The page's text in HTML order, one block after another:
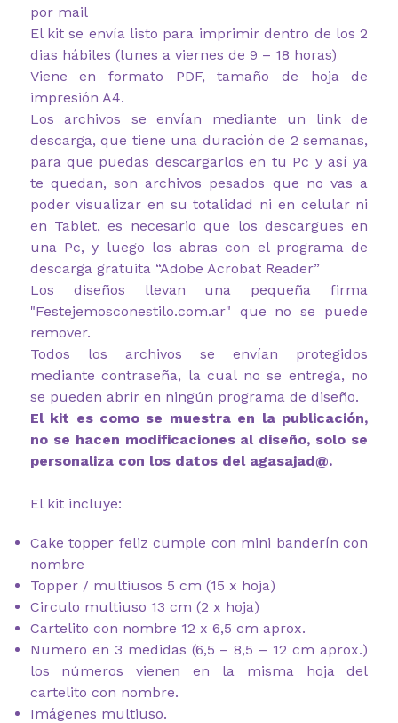
por mail
El kit se envía listo para imprimir dentro de los 2
dias hábiles (lunes a viernes de 9 – 18 horas)
Viene en formato PDF, tamaño de hoja de
impresión A4.
Los archivos se envían mediante un link de
descarga, que tiene una duración de 2 semanas,
para que puedas descargarlos en tu Pc y así ya
te quedan, son archivos pesados que no vas a
poder visualizar en su totalidad ni en celular ni
en Tablet, es necesario que los descargues en
una Pc, y luego los abras con el programa de
descarga gratuita “Adobe Acrobat Reader”
Los diseños llevan una pequeña firma
"Festejemosconestilo.com.ar" que no se puede
remover.
Todos los archivos se envían protegidos
mediante contraseña, la cual no se entrega, no
se pueden abrir en ningún programa de diseño.
El kit es como se muestra en la publicación,
no se hacen modificaciones al diseño, solo se
personaliza con los datos del agasajad@.
El kit incluye:
Cake topper feliz cumple con mini banderín con
nombre
Topper / multiusos 5 cm (15 x hoja)
Circulo multiuso 13 cm (2 x hoja)
Cartelito con nombre 12 x 6,5 cm aprox.
Numero en 3 medidas (6,5 – 8,5 – 12 cm aprox.)
los números vienen en la misma hoja del
cartelito con nombre.
Imágenes multiuso.